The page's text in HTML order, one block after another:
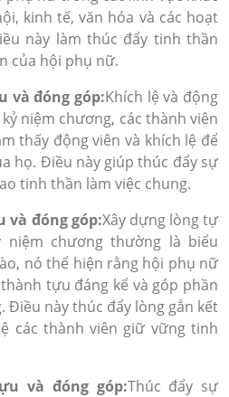
kinh tế, văn hóa và các hoạt
này làm thúc đẩy tinh thần
của hội phụ nữ.
và đóng góp:Khích lệ và động
niệm chương, các thành viên
thấy động viên và khích lệ để
họ. Điều này giúp thúc đẩy sự
tinh thần làm việc chung.
đóng góp:Xây dựng lòng tự
niệm chương thường là biểu
nó thể hiện rằng hội phụ nữ
tựu đáng kể và góp phần
Điều này thúc đẩy lòng gắn kết
các thành viên giữ vững tinh
và đóng góp:Thúc đẩy sự